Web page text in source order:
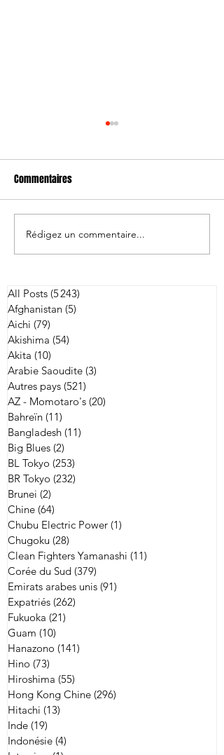
Sagamihara signe l'ailier
Masayoshi Takezawa
Commentaires
Rédigez un commentaire...
All Posts (5 243)
Afghanistan (5)
Aichi (79)
Akishima (54)
Akita (10)
Arabie Saoudite (3)
Autres pays (521)
AZ - Momotaro's (20)
Bahreïn (11)
Bangladesh (11)
Big Blues (2)
BL Tokyo (253)
BR Tokyo (232)
Brunei (2)
Chine (64)
Chubu Electric Power (1)
Chugoku (28)
Clean Fighters Yamanashi (11)
Corée du Sud (379)
Emirats arabes unis (91)
Expatriés (262)
Fukuoka (21)
Guam (10)
Hanazono (141)
Hino (73)
Hiroshima (55)
Hong Kong Chine (296)
Hitachi (13)
Inde (19)
Indonésie (4)